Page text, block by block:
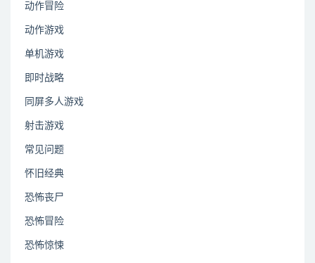
动作冒险
动作游戏
单机游戏
即时战略
同屏多人游戏
射击游戏
常见问题
怀旧经典
恐怖丧尸
恐怖冒险
恐怖惊悚